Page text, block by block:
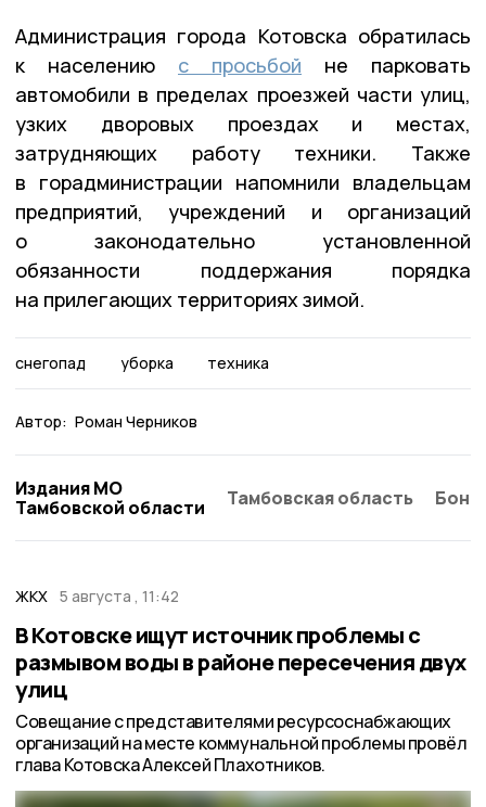
Администрация города Котовска обратилась
к населению с просьбой не парковать
автомобили в пределах проезжей части улиц,
узких дворовых проездах и местах,
затрудняющих работу техники. Также
в горадминистрации напомнили владельцам
предприятий, учреждений и организаций
о законодательно установленной
обязанности поддержания порядка
на прилегающих территориях зимой.
снегопад уборка техника
Автор: Роман Черников
Издания МО
Тамбовской области
Тамбовская область
ЖКХ 5 августа , 11:42
В Котовске ищут источник проблемы с
размывом воды в районе пересечения двух
улиц
Совещание с представителями ресурсоснабжающих
организаций на месте коммунальной проблемы провёл
глава Котовска Алексей Плахотников.